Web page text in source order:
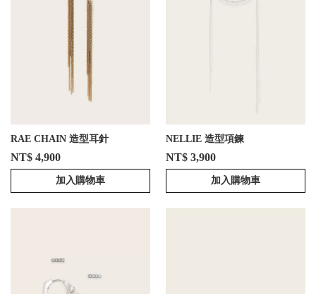
RAE CHAIN 造型耳針
NT$ 4,900
加入購物車
NELLIE 造型項鍊
NT$ 3,900
加入購物車